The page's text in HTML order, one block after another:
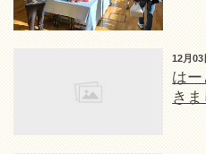
12月03
はー
きま